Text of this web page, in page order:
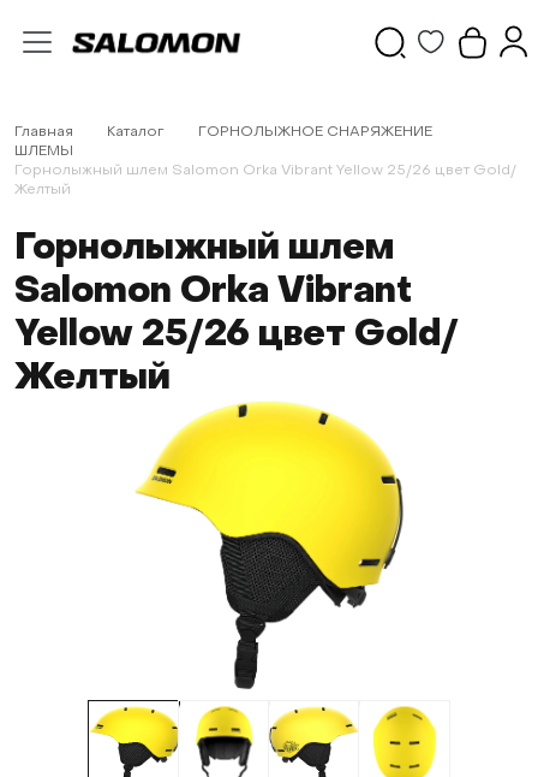
Главная Каталог
ГОРНОЛЫЖНОЕ СНАРЯЖЕНИЕ
ШЛЕМЫ
Горнолыжный шлем Salomon Orka Vibrant Yellow 25/26 цвет Gold/
Желтый
Горнолыжный шлем
Salomon Orka Vibrant
Yellow 25/26 цвет Gold/
Желтый